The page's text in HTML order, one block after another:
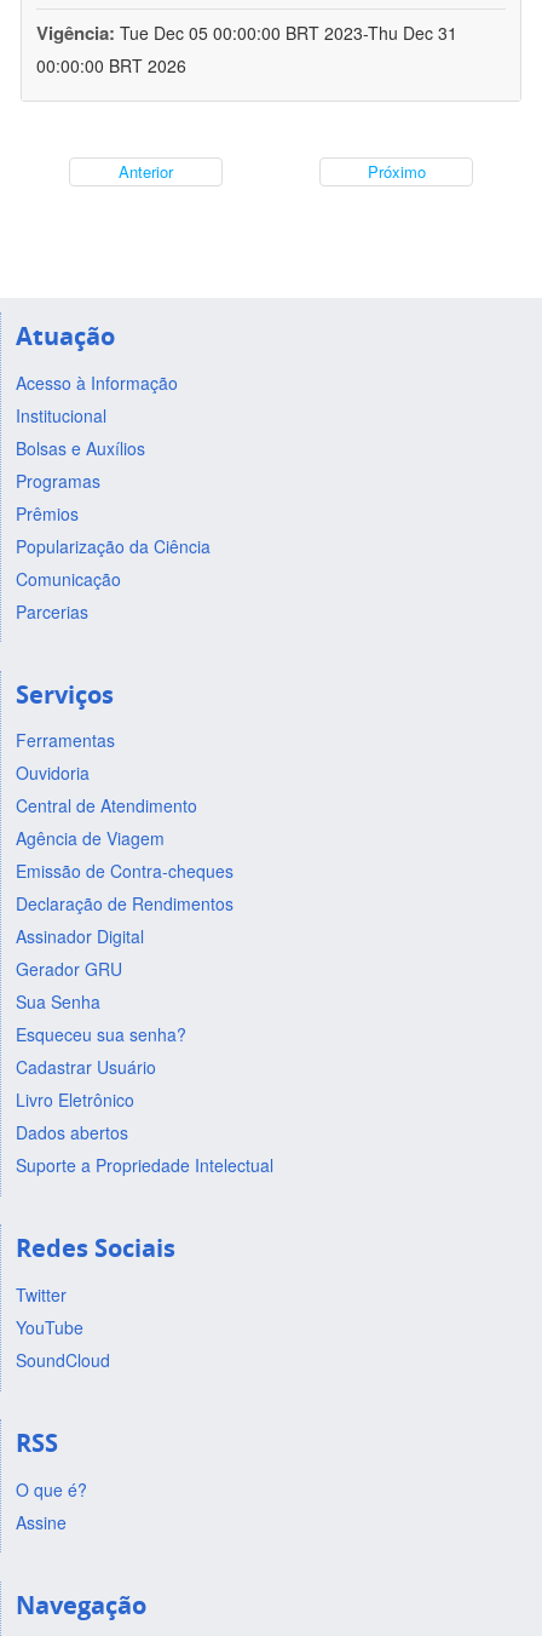
Vigência: Tue Dec 05 00:00:00 BRT 2023-Thu Dec 31
00:00:00 BRT 2026
Anterior Próximo
Atuação
Acesso à Informação
Institucional
Bolsas e Auxílios
Programas
Prêmios
Popularização da Ciência
Comunicação
Parcerias
Serviços
Ferramentas
Ouvidoria
Central de Atendimento
Agência de Viagem
Emissão de Contra-cheques
Declaração de Rendimentos
Assinador Digital
Gerador GRU
Sua Senha
Esqueceu sua senha?
Cadastrar Usuário
Livro Eletrônico
Dados abertos
Suporte a Propriedade Intelectual
Redes Sociais
Twitter
YouTube
SoundCloud
RSS
O que é?
Assine
Navegação